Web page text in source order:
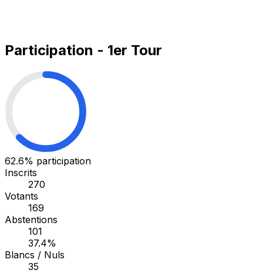
Participation - 1er Tour
62.6% participation
Inscrits
270
Votants
169
Abstentions
101
37.4%
Blancs / Nuls
35